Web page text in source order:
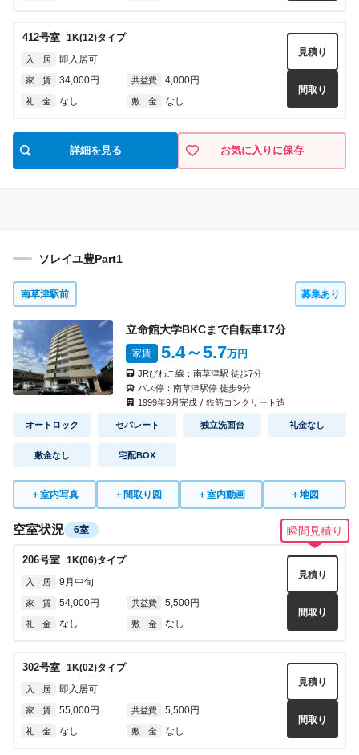
412号室 1K(12)タイプ
入 居 即入居可
家 賃 34,000円 共益費 4,000円
礼 金 なし 敷 金 なし
見積り
間取り
詳細を見る お気に入りに保存
ソレイユ豊Part1
南草津駅前 募集あり
立命館大学BKCまで自転車17分
家賃 5.4～5.7万円
JRびわこ線： 南草津駅 徒歩7分
バス停： 南草津駅停徒歩9分
1999年9月完成 / 鉄筋コンクリート造
オートロック セパレート 独立洗面台 礼金なし
敷金なし 宅配BOX
＋室内写真 ＋ 間取り図 ＋室内動画 ＋地図
空室状況 6室 瞬間見積り
206号室 1K(06)タイプ
入 居 9月中旬
家 賃 54,000円 共益費 5,500円
礼 金 なし 敷 金 なし
見積り
間取り
302号室 1K(02)タイプ
入 居 即入居可
家 賃 55,000円 共益費 5,500円
礼 金 なし 敷 金 なし
見積り
間取り